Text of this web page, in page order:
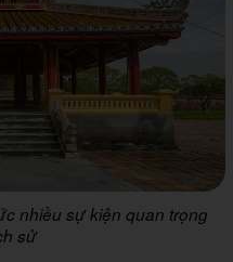
nhiều sự kiện quan trọng
sử